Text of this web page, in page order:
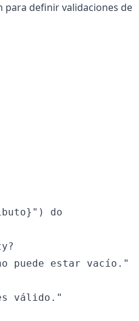
definir validaciones de
do
puede estar vacío."
válido."